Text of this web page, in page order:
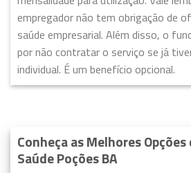
empregador não tem obrigação de
saúde empresarial. Além disso, o
por não contratar o serviço se já
individual. É um benefício opcional.
Conheça as Melhores
Saúde Poções BA